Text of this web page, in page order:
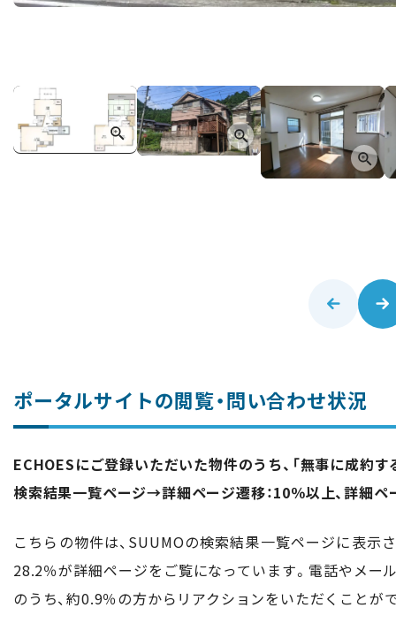
ポータルサイトの閲覧・問い合わせ状況
ECHOESにご登録いただいた物件のうち、「無事に成約
検索結果一覧ページ→詳細ページ遷移：10％以上、詳細
こちらの物件は、SUUMOの検索結果一覧ページに表
28.2％が詳細ページをご覧になっています。電話やメー
のうち、約0.9％の方からリアクションをいただくことが